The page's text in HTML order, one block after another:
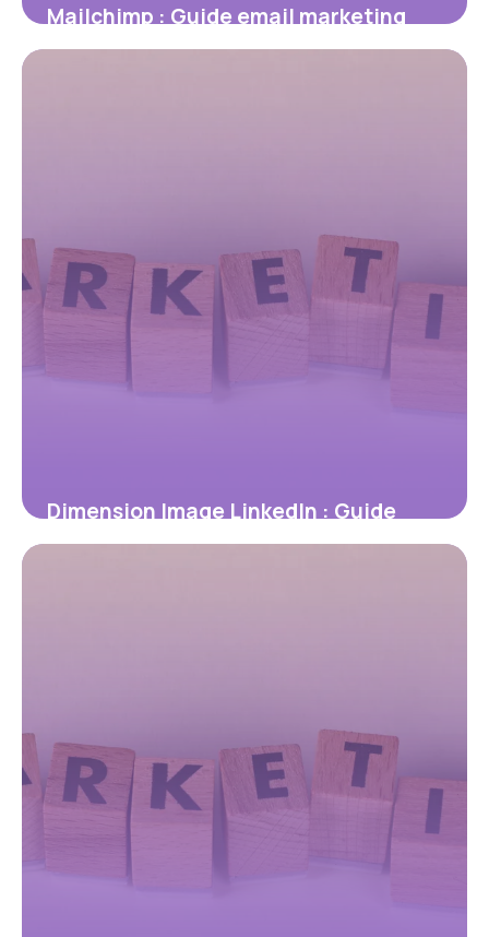
Mailchimp : Guide email marketing
prix 2026
Dimension Image LinkedIn : Guide
Tailles 2026